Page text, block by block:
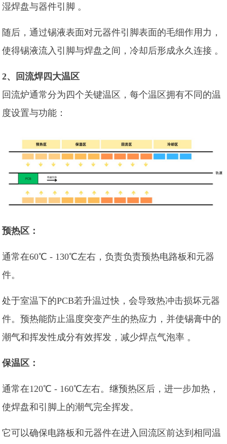
湿焊盘与器件引脚 。
随后，通过锡液表面对元器件引脚表面的毛细作用力，
使得锡液流入引脚与焊盘之间，冷却后形成永久连接 。
2、回流焊四大温区
回流炉通常分为四个关键温区，每个温区拥有不同的温
度设置与功能：
预热区：
通常在60℃ - 130℃左右，负责负责预热电路板和元器
件。
处于室温下的PCB若升温过快，会导致热冲击损坏元器
件。预热能防止温度突变产生的热应力，并使锡膏中的
潮气和挥发性成分有效挥发，减少焊点气泡率 。
保温区：
通常在120℃ - 160℃左右。继预热区后，进一步加热，
使焊盘和引脚上的潮气完全挥发。
它可以确保电路板和元器件在进入回流区前达到相同温